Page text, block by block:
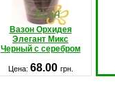
Вазон Орхидея
Элегант Микс
Черный с серебром
Цена: 68.00 грн.